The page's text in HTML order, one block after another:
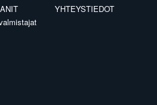
YHTEYSTIEDOT